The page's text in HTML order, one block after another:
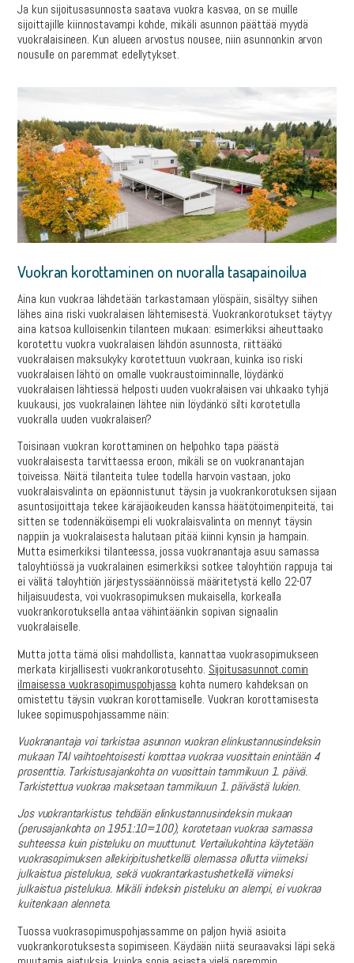
Ja kun sijoitusasunnosta saatava vuokra kasvaa, on se muille
sijoittajille kiinnostavampi kohde, mikäli asunnon päättää myydä
vuokralaisineen. Kun alueen arvostus nousee, niin asunnonkin arvon
nousulle on paremmat edellytykset.
Vuokran korottaminen on nuoralla tasapainoilua
Aina kun vuokraa lähdetään tarkastamaan ylöspäin, sisältyy siihen
lähes aina riski vuokralaisen lähtemisestä. Vuokrankorotukset täytyy
aina katsoa kulloisenkin tilanteen mukaan: esimerkiksi aiheuttaako
korotettu vuokra vuokralaisen lähdön asunnosta, riittääkö
vuokralaisen maksukyky korotettuun vuokraan, kuinka iso riski
vuokralaisen lähtö on omalle vuokraustoiminnalle, löydänkö
vuokralaisen lähtiessä helposti uuden vuokralaisen vai uhkaako tyhjä
kuukausi, jos vuokralainen lähtee niin löydänkö silti korotetulla
vuokralla uuden vuokralaisen?
Toisinaan vuokran korottaminen on helpohko tapa päästä
vuokralaisesta tarvittaessa eroon, mikäli se on vuokranantajan
toiveissa. Näitä tilanteita tulee todella harvoin vastaan, joko
vuokralaisvalinta on epäonnistunut täysin ja vuokrankorotuksen sijaan
asuntosijoittaja tekee käräjäoikeuden kanssa häätötoimenpiteitä, tai
sitten se todennäköisempi eli vuokralaisvalinta on mennyt täysin
nappiin ja vuokralaisesta halutaan pitää kiinni kynsin ja hampain.
Mutta esimerkiksi tilanteessa, jossa vuokranantaja asuu samassa
taloyhtiössä ja vuokralainen esimerkiksi sotkee taloyhtiön rappuja tai
ei välitä taloyhtiön järjestyssäännöissä määritetystä kello 22-07
hiljaisuudesta, voi vuokrasopimuksen mukaisella, korkealla
vuokrankorotuksella antaa vähintäänkin sopivan signaalin
vuokralaiselle.
Mutta jotta tämä olisi mahdollista, kannattaa vuokrasopimukseen
merkata kirjallisesti vuokrankorotusehto. Sijoitusasunnot.comin
ilmaisessa vuokrasopimuspohjassa kohta numero kahdeksan on
omistettu täysin vuokran korottamiselle. Vuokran korottamisesta
lukee sopimuspohjassamme näin:
Vuokranantaja voi tarkistaa asunnon vuokran elinkustannusindeksin
mukaan TAI vaihtoehtoisesti korottaa vuokraa vuosittain enintään 4
prosenttia. Tarkistusajankohta on vuosittain tammikuun 1. päivä.
Tarkistettua vuokraa maksetaan tammikuun 1. päivästä lukien.
Jos vuokrantarkistus tehdään elinkustannusindeksin mukaan
(perusajankohta on 1951:10=100), korotetaan vuokraa samassa
suhteessa kuin pisteluku on muuttunut. Vertailukohtina käytetään
vuokrasopimuksen allekirjoitushetkellä olemassa ollutta viimeksi
julkaistua pistelukua, sekä vuokrantarkastushetkellä viimeksi
julkaistua pistelukua. Mikäli indeksin pisteluku on alempi, ei vuokraa
kuitenkaan alenneta.
Tuossa vuokrasopimuspohjassamme on paljon hyviä asioita
vuokrankorotuksesta sopimiseen. Käydään niitä seuraavaksi läpi sekä